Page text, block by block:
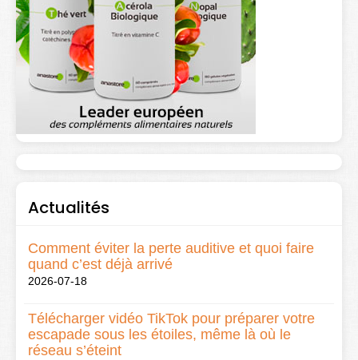
Actualités
Comment éviter la perte auditive et quoi faire
quand c’est déjà arrivé
2026-07-18
Télécharger vidéo TikTok pour préparer votre
escapade sous les étoiles, même là où le
réseau s’éteint